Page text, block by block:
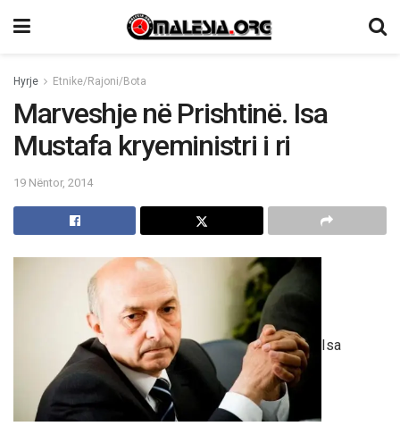
Hyrje Etnike/Rajoni/Bota
Marveshje në Prishtinë. Isa
Mustafa kryeministri i ri
19 Nëntor, 2014
Isa